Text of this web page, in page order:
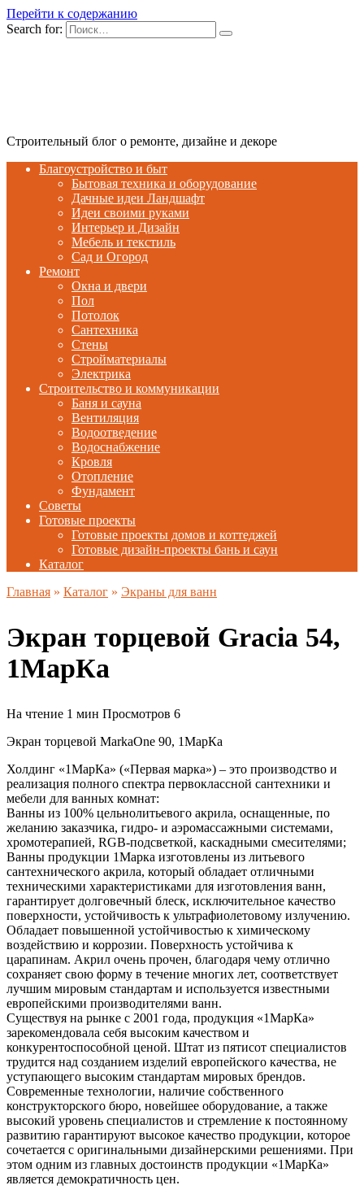
Перейти к содержанию
Search for:
Строительный блог о ремонте, дизайне и декоре
Благоустройство и быт
Бытовая техника и оборудование
Дачные идеи Ландшафт
Идеи своими руками
Интерьер и Дизайн
Мебель и текстиль
Сад и Огород
Ремонт
Окна и двери
Пол
Потолок
Сантехника
Стены
Стройматериалы
Электрика
Строительство и коммуникации
Баня и сауна
Вентиляция
Водоотведение
Водоснабжение
Кровля
Отопление
Фундамент
Советы
Готовые проекты
Готовые проекты домов и коттеджей
Готовые дизайн-проекты бань и саун
Каталог
Главная » Каталог » Экраны для ванн
Экран торцевой Gracia 54,
1МарКа
На чтение 1 мин Просмотров 6
Экран торцевой MarkaOne 90, 1МарКа
Холдинг «1МарКа» («Первая марка») – это производство и
реализация полного спектра первоклассной сантехники и
мебели для ванных комнат:
Ванны из 100% цельнолитьевого акрила, оснащенные, по
желанию заказчика, гидро- и аэромассажными системами,
хромотерапией, RGB-подсветкой, каскадными смесителями;
Ванны продукции 1Марка изготовлены из литьевого
сантехнического акрила, который обладает отличными
техническими характеристиками для изготовления ванн,
гарантирует долговечный блеск, исключительное качество
поверхности, устойчивость к ультрафиолетовому излучению.
Обладает повышенной устойчивостью к химическому
воздействию и коррозии. Поверхность устойчива к
царапинам. Акрил очень прочен, благодаря чему отлично
сохраняет свою форму в течение многих лет, соответствует
лучшим мировым стандартам и используется известными
европейскими производителями ванн.
Существуя на рынке с 2001 года, продукция «1МарКа»
зарекомендовала себя высоким качеством и
конкурентоспособной ценой. Штат из пятисот специалистов
трудится над созданием изделий европейского качества, не
уступающего высоким стандартам мировых брендов.
Современные технологии, наличие собственного
конструкторского бюро, новейшее оборудование, а также
высокий уровень специалистов и стремление к постоянному
развитию гарантируют высокое качество продукции, которое
сочетается с оригинальными дизайнерскими решениями. При
этом одним из главных достоинств продукции «1МарКа»
является демократичность цен.